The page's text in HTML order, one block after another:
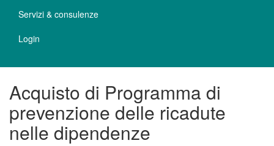
Servizi & consulenze
Login
Acquisto di Programma di
prevenzione delle ricadute
nelle dipendenze